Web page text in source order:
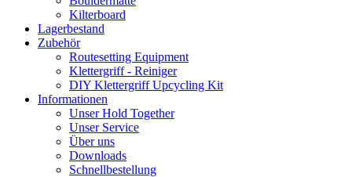
Kilterboard
Lagerbestand
Zubehör
Routesetting Equipment
Klettergriff - Reiniger
DIY Klettergriff Upcycling Kit
Informationen
Unser Hold Together
Unser Service
Über uns
Downloads
Schnellbestellung